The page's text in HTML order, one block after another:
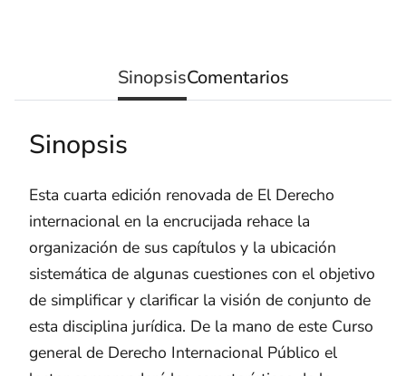
SinopsisComentarios
Sinopsis
Esta cuarta edición renovada de El Derecho
internacional en la encrucijada rehace la
organización de sus capítulos y la ubicación
sistemática de algunas cuestiones con el objetivo
de simplificar y clarificar la visión de conjunto de
esta disciplina jurídica. De la mano de este Curso
general de Derecho Internacional Público el